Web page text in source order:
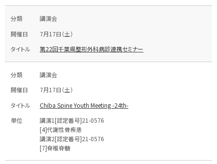
講演会
7月17日（土）
第22回千葉県整形外科病診連携セミナー
講演会
7月17日（土）
Chiba Spine Youth Meeting -24th-
講演1[認定番号]21-0576
[4]代謝性骨疾患
講演2[認定番号]21-0576
[7]脊椎脊髄